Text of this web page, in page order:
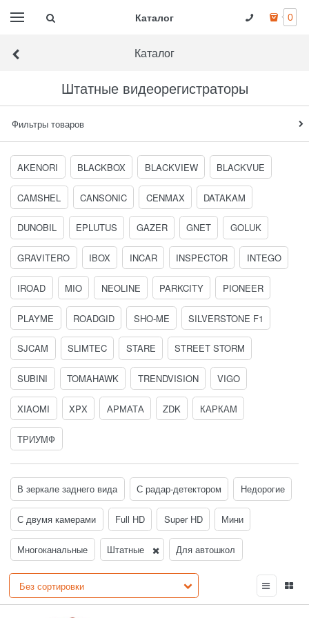
Каталог 0
Каталог
Штатные видеорегистраторы
Фильтры товаров
AKENORI BLACKBOX BLACKVIEW BLACKVUE
CAMSHEL CANSONIC CENMAX DATAKAM
DUNOBIL EPLUTUS GAZER GNET GOLUK
GRAVITERO IBOX INCAR INSPECTOR INTEGO
IROAD MIO NEOLINE PARKCITY PIONEER
PLAYME ROADGID SHO-ME SILVERSTONE F1
SJCAM SLIMTEC STARE STREET STORM
SUBINI TOMAHAWK TRENDVISION VIGO
XIAOMI XPX АРМАТА ZDK КАРКАМ
ТРИУМФ
В зеркале заднего вида С радар-детектором Недорогие
С двумя камерами Full HD Super HD Мини
Многоканальные Штатные Для автошкол